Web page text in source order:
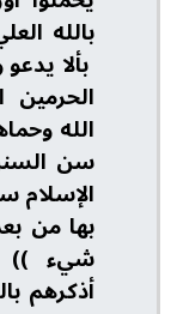
بالله
بألا
الحرمين
سن
الإسلام
بها من
أذكرهم